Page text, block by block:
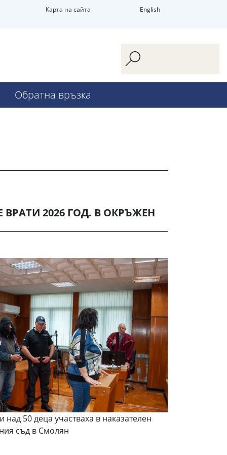
Карта на сайта English
Обратна връзка
2026 ГОД. В ОКРЪЖЕН
над 50 деца участваха в наказателен
съд в Смолян